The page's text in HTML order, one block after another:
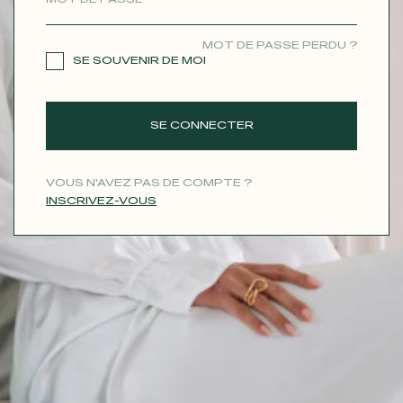
MOT DE PASSE PERDU ?
SE SOUVENIR DE MOI
SE CONNECTER
VOUS N'AVEZ PAS DE COMPTE ?
INSCRIVEZ-VOUS